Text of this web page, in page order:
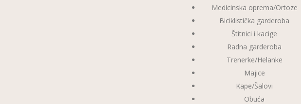
Medicinska oprema/Ortoze
Biciklistička garderoba
Štitnici i kacige
Radna garderoba
Trenerke/Helanke
Majice
Kape/Šalovi
Obuća